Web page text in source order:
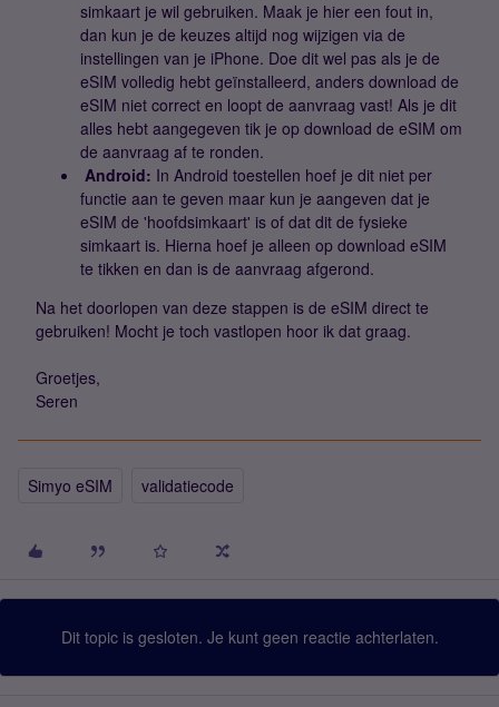
simkaart je wil gebruiken. Maak je hier een fout in,
dan kun je de keuzes altijd nog wijzigen via de
instellingen van je iPhone. Doe dit wel pas als je de
eSIM volledig hebt geïnstalleerd, anders download de
eSIM niet correct en loopt de aanvraag vast! Als je dit
alles hebt aangegeven tik je op download de eSIM om
de aanvraag af te ronden.
Android: In Android toestellen hoef je dit niet per
functie aan te geven maar kun je aangeven dat je
eSIM de 'hoofdsimkaart' is of dat dit de fysieke
simkaart is. Hierna hoef je alleen op download eSIM
te tikken en dan is de aanvraag afgerond.
Na het doorlopen van deze stappen is de eSIM direct te
gebruiken! Mocht je toch vastlopen hoor ik dat graag.
Groetjes,
Seren
Simyo eSIM validatiecode
Dit topic is gesloten. Je kunt geen reactie achterlaten.